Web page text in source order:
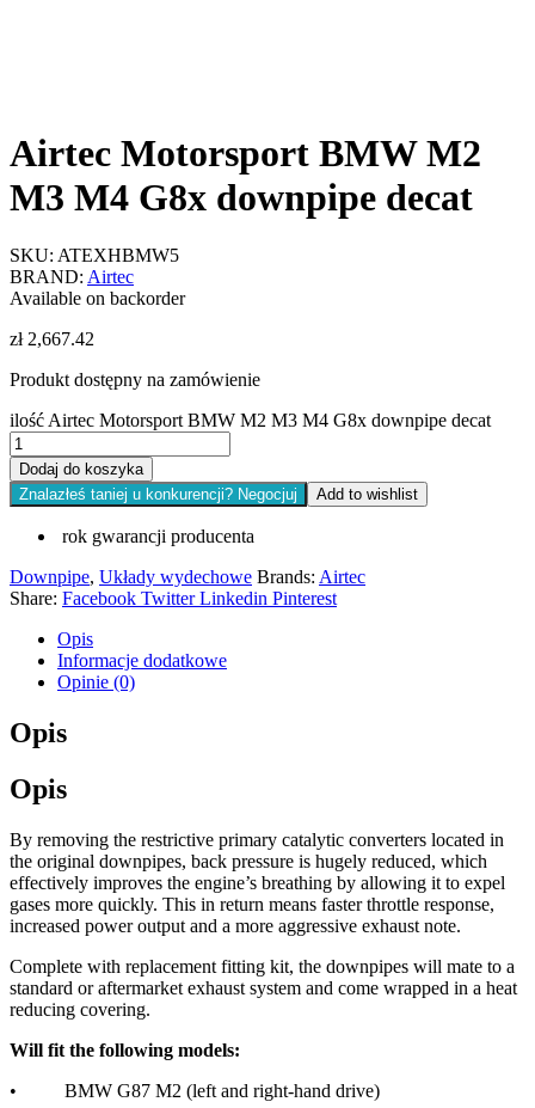
Airtec Motorsport BMW M2
M3 M4 G8x downpipe decat
SKU: ATEXHBMW5
BRAND: Airtec
Available on backorder
zł2,667.42
Produkt dostępny na zamówienie
ilość Airtec Motorsport BMW M2 M3 M4 G8x downpipe decat
Dodaj do koszyka
Znalazłeś taniej u konkurencji? Negocjuj
Add to wishlist
rok gwarancji producenta
Downpipe, Układy wydechowe Brands: Airtec
Share: Facebook Twitter Linkedin Pinterest
Opis
Informacje dodatkowe
Opinie (0)
Opis
Opis
By removing the restrictive primary catalytic converters located in
the original downpipes, back pressure is hugely reduced, which
effectively improves the engine’s breathing by allowing it to expel
gases more quickly. This in return means faster throttle response,
increased power output and a more aggressive exhaust note.
Complete with replacement fitting kit, the downpipes will mate to a
standard or aftermarket exhaust system and come wrapped in a heat
reducing covering.
Will fit the following models:
• BMW G87 M2 (left and right-hand drive)